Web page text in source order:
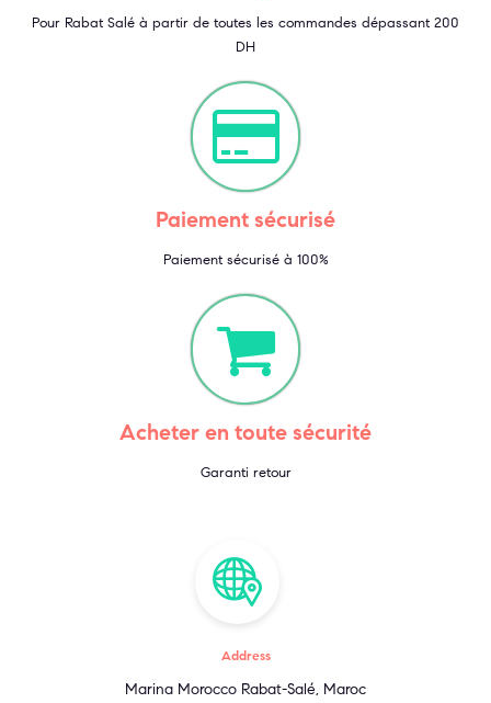
Pour Rabat Salé à partir de toutes les commandes dépassant 200
DH
Paiement sécurisé
Paiement sécurisé à 100%
Acheter en toute sécurité
Garanti retour
Address
Marina Morocco Rabat-Salé, Maroc